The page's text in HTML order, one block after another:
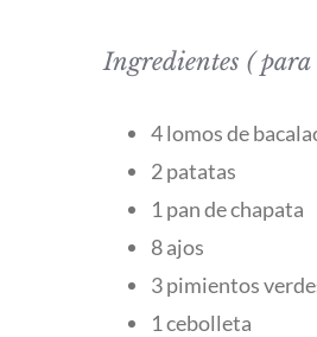
Ingredientes ( para
4 lomos de
2 patatas
1 pan de chapata
8 ajos
3 pimientos
1 cebolleta